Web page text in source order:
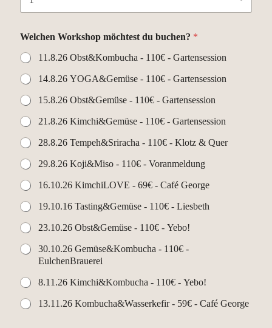
Welchen Workshop möchtest du buchen? *
11.8.26 Obst&Kombucha - 110€ - Gartensession
14.8.26 YOGA&Gemüse - 110€ - Gartensession
15.8.26 Obst&Gemüse - 110€ - Gartensession
21.8.26 Kimchi&Gemüse - 110€ - Gartensession
28.8.26 Tempeh&Sriracha - 110€ - Klotz & Quer
29.8.26 Koji&Miso - 110€ - Voranmeldung
16.10.26 KimchiLOVE - 69€ - Café George
19.10.16 Tasting&Gemüse - 110€ - Liesbeth
23.10.26 Obst&Gemüse - 110€ - Yebo!
30.10.26 Gemüse&Kombucha - 110€ -
EulchenBrauerei
8.11.26 Kimchi&Kombucha - 110€ - Yebo!
13.11.26 Kombucha&Wasserkefir - 59€ - Café George